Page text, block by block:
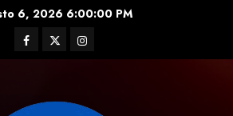
6, 2026 6:00:02 PM
Facebook
TwitterInstagram